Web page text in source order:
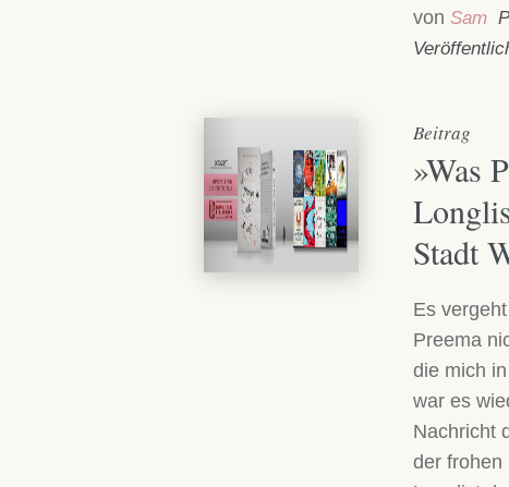
vonSam
Beitrag
»Was
Stadt
Es
Preema
die mich
war es
Nachricht
der frohen